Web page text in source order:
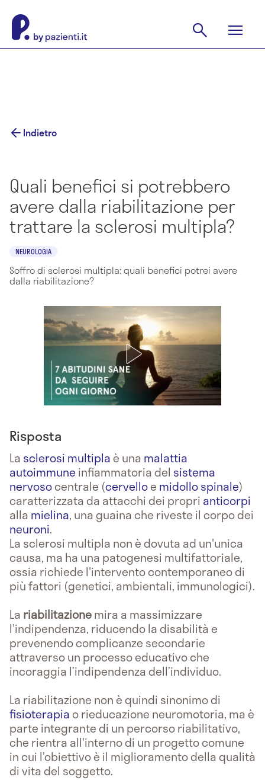
Indietro
Quali benefici si potrebbero
avere dalla riabilitazione per
trattare la sclerosi multipla?
NEUROLOGIA
Soffro di sclerosi multipla: quali benefici potrei avere
dalla riabilitazione?
Risposta
La sclerosi multiplaè una malattia
autoimmune infiammatoria del sistema
nervosocentrale (cervelloe midollo spinale)
caratterizzata da attacchi dei propri anticorpi
alla mielina, una guaina che riveste il corpo dei
neuroni.
La sclerosi multipla non è dovuta ad un'unica
causa, ma ha una patogenesi multifattoriale,
ossia richiede l'intervento contemporaneo di
più fattori (genetici, ambientali, immunologici).
La riabilitazionemira a massimizzare
l’indipendenza, riducendo la disabilità e
prevenendo complicanze secondarie
attraverso un processo educativo che
incoraggia l’indipendenza dell’individuo.
La riabilitazione non è quindi sinonimo di
fisioterapiao rieducazione neuromotoria, ma è
parte integrante di un percorso riabilitativo,
che rientra all'interno di un progetto comune
in cui l’obiettivo è il miglioramento della qualità
di vita del soggetto.